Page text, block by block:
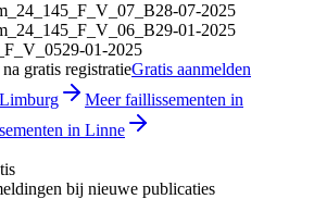
28-07-2025
29-01-2025
29-01-2025
gratis registratieGratis aanmelden
Meer faillissementen in
in Linne
bij nieuwe publicaties